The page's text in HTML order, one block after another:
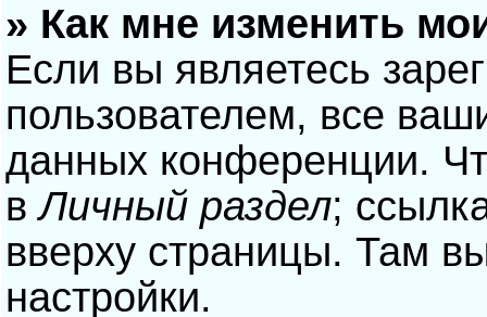
» Как мне изменить
Если вы являетесь
пользователем, все
данных конференции.
вЛичный раздел;
вверху страницы. Там
настройки.